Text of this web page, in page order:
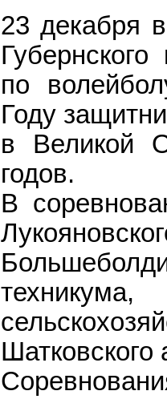
23 декабря
по
Году
в Великой
годов.
В
Шатковского